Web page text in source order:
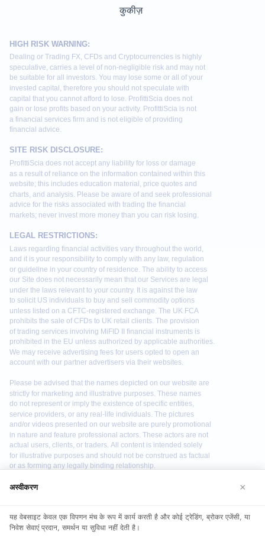
कुकीज़
continuing to use our website, you agree to our use of
अस्वीकरण ×
यह वेबसाइट केवल एक विपणन मंच के रूप में कार्य करती है और कोई ट्रेडिंग, ब्रोकर एजेंसी, या
निवेश सेवाएं प्रदान, समर्थन या सुविधा नहीं देती है।